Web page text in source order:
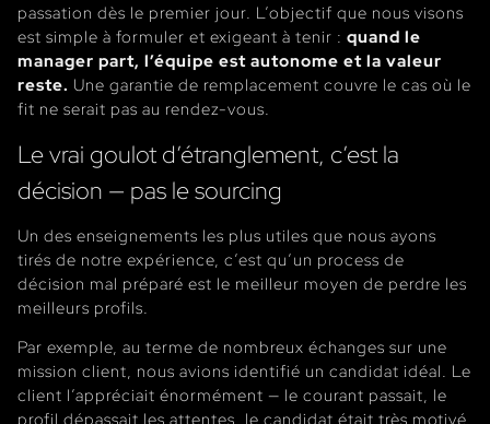
passation dès le premier jour. L’objectif que nous visons
est simple à formuler et exigeant à tenir : quand le
manager part, l’équipe est autonome et la valeur
reste. Une garantie de remplacement couvre le cas où le
fit ne serait pas au rendez-vous.
Le vrai goulot d’étranglement, c’est la
décision — pas le sourcing
Un des enseignements les plus utiles que nous ayons
tirés de notre expérience, c’est qu’un process de
décision mal préparé est le meilleur moyen de perdre les
meilleurs profils.
Par exemple, au terme de nombreux échanges sur une
mission client, nous avions identifié un candidat idéal. Le
client l’appréciait énormément — le courant passait, le
profil dépassait les attentes, le candidat était très motivé.